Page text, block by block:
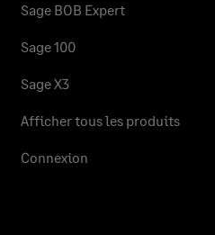
Sage BOB Expert
Sage 100
Sage X3
Afficher tous les produits
Connexion